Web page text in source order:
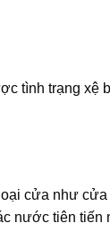
tình trạng xệ
cửa như
nước tiên tiến